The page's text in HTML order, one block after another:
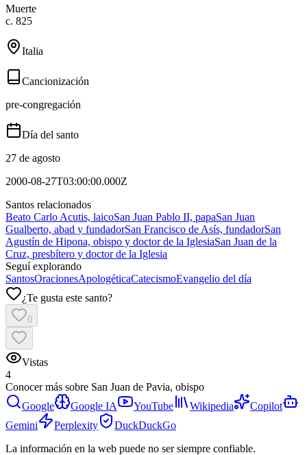
Muerte
c. 825
Italia
Cancionización
pre-congregación
Día del santo
27 de agosto
2000-08-27T03:00:00.000Z
Santos relacionados
Beato Carlo Acutis, laicoSan Juan Pablo II, papaSan Juan
Gualberto, abad y fundadorSan Francisco de Asís, fundadorSan
Agustín de Hipona, obispo y doctor de la IglesiaSan Juan de la
Cruz, presbítero y doctor de la Iglesia
Seguí explorando
SantosOracionesApologéticaCatecismoEvangelio del día
¿Te gusta este santo?
0
Vistas
4
Conocer más sobre San Juan de Pavia, obispo
Google
Google IA YouTube Wikipedia
Copilot
Gemini
Perplexity
DuckDuckGo
La información en la web puede no ser siempre confiable.